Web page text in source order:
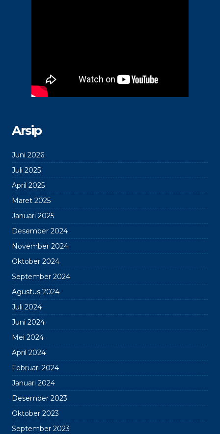
Arsip
Juni 2026
Juli 2025
April 2025
Maret 2025
Januari 2025
Desember 2024
November 2024
Oktober 2024
September 2024
Agustus 2024
Juli 2024
Juni 2024
Mei 2024
April 2024
Februari 2024
Januari 2024
Desember 2023
Oktober 2023
September 2023